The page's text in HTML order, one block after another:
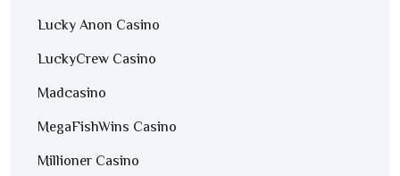
Lucky Anon Casino
LuckyCrew Casino
Madcasino
MegaFishWins Casino
Millioner Casino